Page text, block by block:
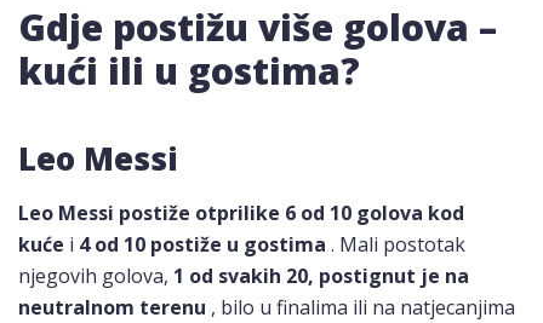
Gdje postižu više golova –
kući ili u gostima?
Leo Messi
Leo Messi postiže otprilike 6 od 10 golova kod
kuće i 4 od 10 postiže u gostima . Mali postotak
njegovih golova, 1 od svakih 20, postignut je na
neutralnom terenu , bilo u finalima ili na natjecanjima